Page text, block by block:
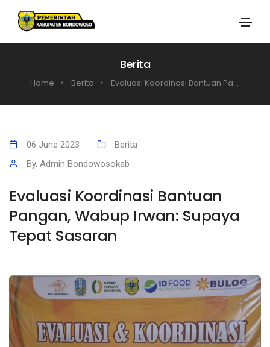
Berita
Home Berita Evaluasi Koordinasi Bantuan Pa...
06 June 2023
Berita
By. Admin Bondowosokab
Evaluasi Koordinasi Bantuan
Pangan, Wabup Irwan: Supaya
Tepat Sasaran